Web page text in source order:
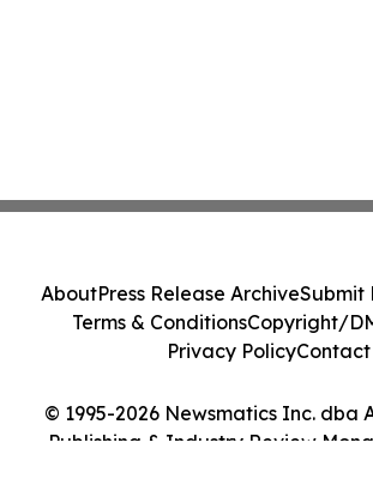
© 1995-2026 Newsmatics Inc. dba
Publishing & Industry Review
AboutPress Release ArchiveSubmit
Terms & ConditionsCopyright/
Privacy PolicyContact